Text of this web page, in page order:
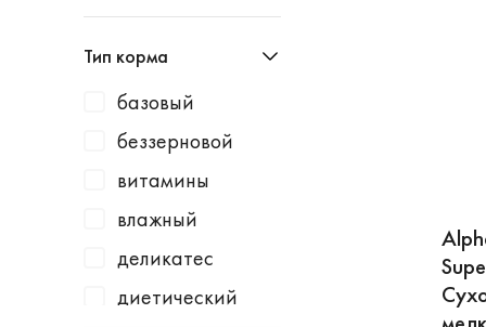
Milbemax
Monge
N1
Neoterica
Organic Choice
Orijen
картофель
говядина /
клюква
курица
говядина /
малина
говядина /
Тип корма
базовый
беззерновой
витамины
влажный
деликатес
диетический